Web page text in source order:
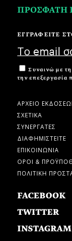
ΠΡΟΣΦΑΤΗ
ΕΓΓΡΑΦΕΙΤΕ
Συναινώ με
την επεξεργασία
ΑΡΧΕΙΟ
ΣΧΕΤΙΚΑ
ΣΥΝΕΡΓΑΤΕΣ
ΔΙΑΦΗΜΙΣΤΕΙΤΕ
ΕΠΙΚΟΙΝΩΝΙΑ
ΟΡΟΙ &
ΠΟΛΙΤΙΚΗ
FACEBOOK
TWITTER
INSTAGRAM